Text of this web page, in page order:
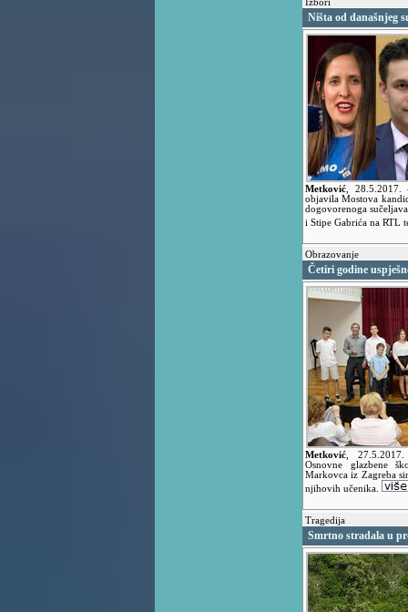
Izbori
Ništa od današnjeg
Metković 28.5.2017.
objavila Mostova
dogovorenoga
i Stipe Gabrića na RTL
Obrazovanje
Četiri godine
Metković
Osnovne glazbene
Markovca iz Zagreba
njihovih učenika.
Tragedija
Smrtno stradala u